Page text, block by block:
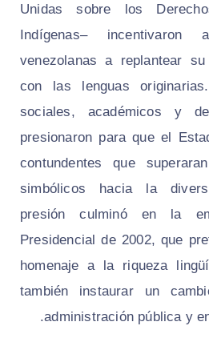
Unidas sobre los
Indígenas– incentivaron
venezolanas a replantear
con las lenguas
sociales, académicos y
presionaron para que el
contundentes que
simbólicos hacia la
presión culminó en la
Presidencial de 2002, que
homenaje a la riqueza
también instaurar un
administración pública y